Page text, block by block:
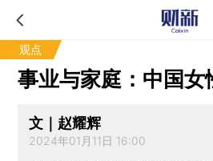
观点
事业与家庭：中国女
文｜赵耀辉
2024年01月11日 16:00